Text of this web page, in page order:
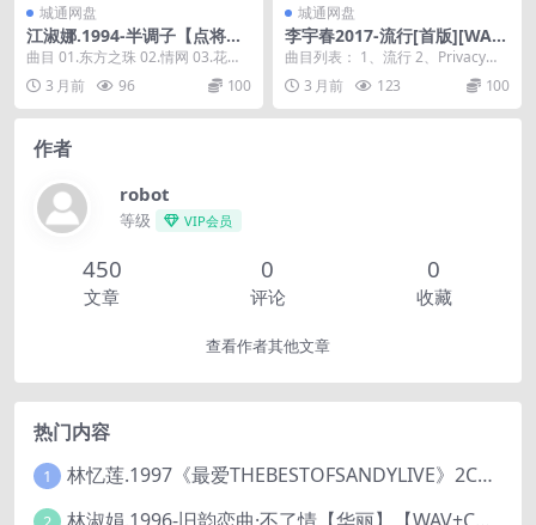
城通网盘
江淑娜.1994-半调子【点将】
【WAV+CUE】
曲目 01.东方之珠 02.情网 03.花心
04.最爱是你 05.无情的雨.无...
3 月前 96 100
城通网盘
李宇春2017-流行[首版][WAV
+CUE]
曲目列表： 1、流行 2、Privacy
3、焰火 4、耳机 5、口音 6、今
天...3 月前 123 100
作者
robot
等级 VIP会员
450
文章
0
评论
0
收藏
查看作者其他文章
热门内容
1 林忆莲.1997《最爱THEBESTOFSANDYLIVE》2CD【滚石】